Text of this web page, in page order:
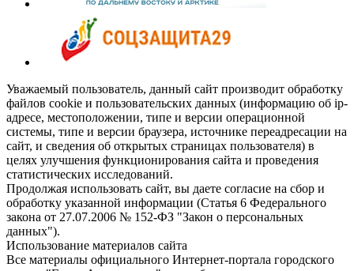
Уважаемый пользователь, данный сайт производит обработку
файлов cookie и пользовательских данных (информацию об ip-
адресе, местоположении, типе и версии операционной
системы, типе и версии браузера, источнике переадресации на
сайт, и сведения об открытых страницах пользователя) в
целях улучшения функционирования сайта и проведения
статистических исследований.
Продолжая использовать сайт, вы даете согласие на сбор и
обработку указанной информации (Статья 6 Федерального
закона от 27.07.2006 № 152-ФЗ "Закон о персональных
данных").
Использование материалов сайта
Все материалы официального Интернет-портала городского